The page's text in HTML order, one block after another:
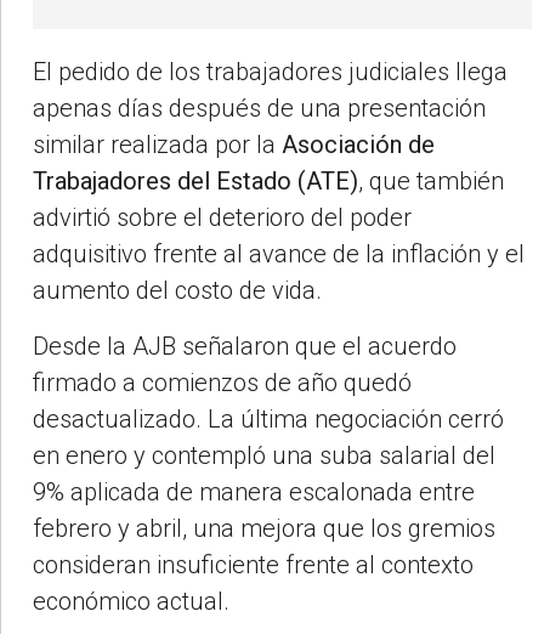
El pedido de los trabajadores judiciales llega
apenas días después de una presentación
similar realizada por la Asociación de
Trabajadores del Estado (ATE), que también
advirtió sobre el deterioro del poder
adquisitivo frente al avance de la inflación y el
aumento del costo de vida.
Desde la AJB señalaron que el acuerdo
firmado a comienzos de año quedó
desactualizado. La última negociación cerró
en enero y contempló una suba salarial del
9% aplicada de manera escalonada entre
febrero y abril, una mejora que los gremios
consideran insuficiente frente al contexto
económico actual.